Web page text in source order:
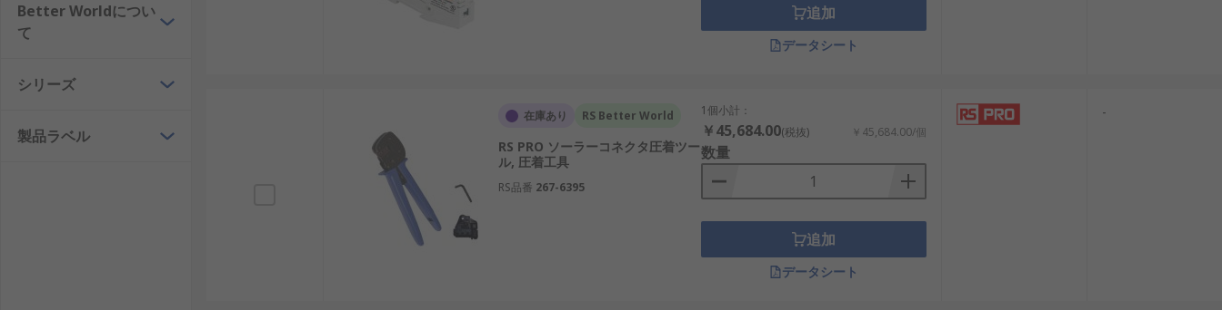
Better Worldについ
て
シリーズ
製品ラベル
追加
データシート
在庫あり RS Better World
RS PRO ソーラーコネクタ圧着ツー
ル, 圧着工具
RS品番 267-6395
1個小計：
￥45,684.00(税抜) ￥45,684.00/個
数量
追加
データシート
-